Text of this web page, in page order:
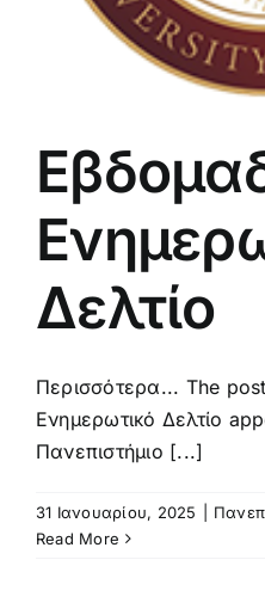
Δελτίο
Περισσότερα... The
Ενημερωτικό Δελτίο
Πανεπιστήμιο [...]
31 Ιανουαρίου, 2025
Read More